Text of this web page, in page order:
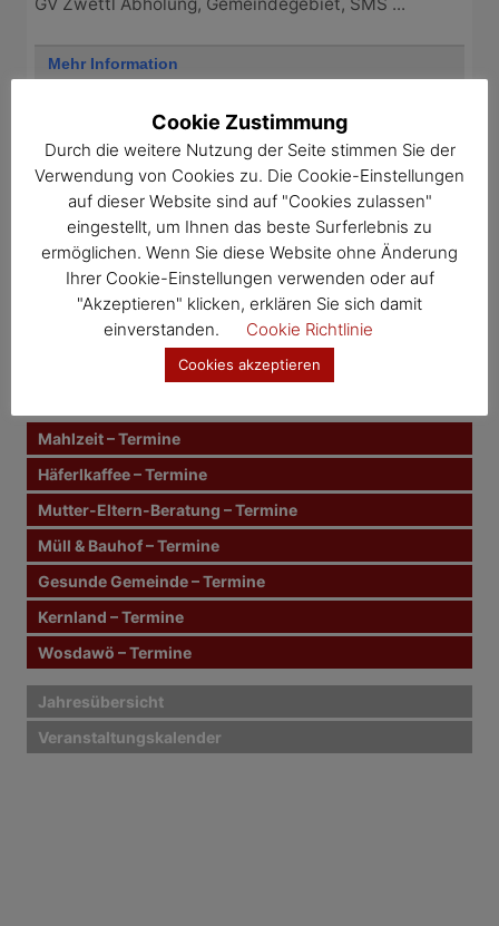
Mehr Information
1 2 3 4 5 6 7 8 9 10
11 12
n
a
h
u
Veranstaltungskategorien
Mahlzeit – Termine
Häferlkaffee – Termine
Mutter-Eltern-Beratung – Termine
Müll & Bauhof – Termine
Gesunde Gemeinde – Termine
Kernland – Termine
Wosdawö – Termine
Jahresübersicht
Veranstaltungskalender
Cookie Zustimmung
Durch die weitere Nutzung der Seite stimmen Sie der
Verwendung von Cookies zu. Die Cookie-Einstellungen
auf dieser Website sind auf "Cookies zulassen"
eingestellt, um Ihnen das beste Surferlebnis zu
ermöglichen. Wenn Sie diese Website ohne Änderung
Ihrer Cookie-Einstellungen verwenden oder auf
"Akzeptieren" klicken, erklären Sie sich damit
einverstanden.
Cookie Richtlinie
Cookies akzeptieren